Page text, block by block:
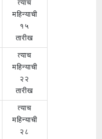
त्याच
महिन्याची
१५
तारीख
त्याच
महिन्याची
२२
तारीख
त्याच
महिन्याची
२८